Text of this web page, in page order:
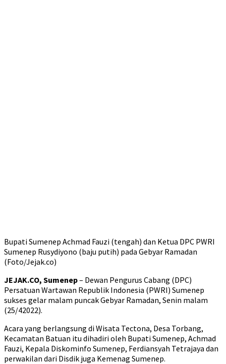
Bupati Sumenep Achmad Fauzi (tengah) dan Ketua DPC PWRI
Sumenep Rusydiyono (baju putih) pada Gebyar Ramadan
(Foto/Jejak.co)
JEJAK.CO, Sumenep– Dewan Pengurus Cabang (DPC)
Persatuan Wartawan Republik Indonesia (PWRI) Sumenep
sukses gelar malam puncak Gebyar Ramadan, Senin malam
(25/42022).
Acara yang berlangsung di Wisata Tectona, Desa Torbang,
Kecamatan Batuan itu dihadiri oleh Bupati Sumenep, Achmad
Fauzi, Kepala Diskominfo Sumenep, Ferdiansyah Tetrajaya dan
perwakilan dari Disdik juga Kemenag Sumenep.